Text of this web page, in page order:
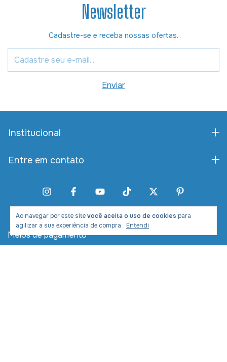
Ao navegar por este sitevocê aceita o uso de cookies para
agilizar a sua experiência de compra. Entendi
Newsletter
Cadastre-se e receba nossas ofertas.
Institucional
Entre em contato
Meios de pagamento